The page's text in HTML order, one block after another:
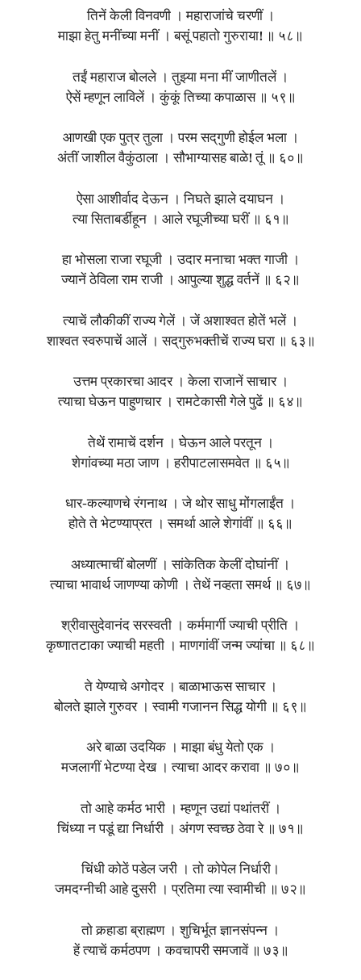
तिनें केली विनवणी । महाराजांचे चरणीं ।
माझा हेतु मनींच्या मनीं । बसूं पहातो गुरुराया! ॥ ५८॥
तईं महाराज बोलले । तुझ्या मना मीं जाणीतलें ।
ऐसें म्हणून लाविलें । कुंकूं तिच्या कपाळास ॥ ५९॥
आणखी एक पुत्र तुला । परम सद्‌गुणी होईल भला ।
अंतीं जाशील वैकुंठाला । सौभाग्यासह बाळे! तूं ॥ ६०॥
ऐसा आशीर्वाद देऊन । निघते झाले दयाघन ।
त्या सिताबर्डीहून । आले रघूजीच्या घरीं ॥ ६१॥
हा भोसला राजा रघूजी । उदार मनाचा भक्त गाजी ।
ज्यानें ठेविला राम राजी । आपुल्या शुद्ध वर्तनें ॥ ६२॥
त्याचें लौकीकीं राज्य गेलें । जें अशाश्वत होतें भलें ।
शाश्वत स्वरुपाचें आलें । सद्‌गुरुभक्तीचें राज्य घरा ॥ ६३॥
उत्तम प्रकारचा आदर । केला राजानें साचार ।
त्याचा घेऊन पाहुणचार । रामटेकासी गेले पुढें ॥ ६४॥
तेथें रामाचें दर्शन । घेऊन आले परतून ।
शेगांवच्या मठा जाण । हरीपाटलासमवेत ॥ ६५॥
धार-कल्याणचे रंगनाथ । जे थोर साधु मोंगलाईंत ।
होते ते भेटण्याप्रत । समर्था आले शेगांवीं ॥ ६६॥
अध्यात्माचीं बोलणीं । सांकेतिक केलीं दोघांनीं ।
त्याचा भावार्थ जाणण्या कोणी । तेथें नव्हता समर्थ ॥ ६७॥
श्रीवासुदेवानंद सरस्वती । कर्ममार्गी ज्याची प्रीति ।
कृष्णातटाका ज्याची महती । माणगांवीं जन्म ज्यांचा ॥ ६८॥
ते येण्याचे अगोदर । बाळाभाऊस साचार ।
बोलते झाले गुरुवर । स्वामी गजानन सिद्ध योगी ॥ ६९॥
अरे बाळा उदयिक । माझा बंधु येतो एक ।
मजलागीं भेटण्या देख । त्याचा आदर करावा ॥ ७०॥
तो आहे कर्मठ भारी । म्हणून उद्यां पथांतरीं ।
चिंध्या न पडूं द्या निर्धारी । अंगण स्वच्छ ठेवा रे ॥ ७१॥
चिंधी कोठें पडेल जरी । तो कोपेल निर्धारी।
जमदग्नीची आहे दुसरी । प्रतिमा त्या स्वामीची ॥ ७२॥
तो कर्‍हाडा ब्राह्मण । शुचिर्भूत ज्ञानसंपन्न ।
हें त्याचें कर्मठपण । कवचापरी समजावें ॥ ७३॥